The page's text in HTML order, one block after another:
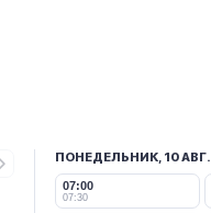
ПОНЕДЕЛЬНИК, 10 АВГ.
07:00
07:30